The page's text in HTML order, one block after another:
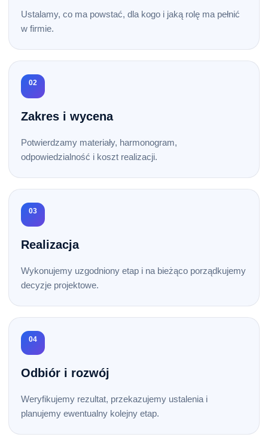
Ustalamy, co ma powstać, dla kogo i jaką rolę ma pełnić
w firmie.
02
Zakres i wycena
Potwierdzamy materiały, harmonogram,
odpowiedzialność i koszt realizacji.
03
Realizacja
Wykonujemy uzgodniony etap i na bieżąco porządkujemy
decyzje projektowe.
04
Odbiór i rozwój
Weryfikujemy rezultat, przekazujemy ustalenia i
planujemy ewentualny kolejny etap.